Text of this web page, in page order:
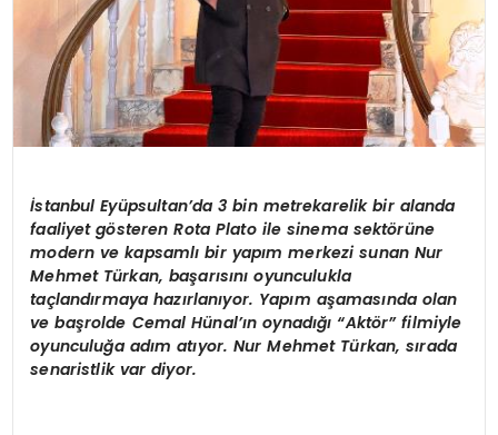
İstanbul Eyüpsultan’da 3 bin metrekarelik bir alanda
faaliyet gösteren Rota Plato ile sinema sektörüne
modern ve kapsamlı bir yapım merkezi sunan Nur
Mehmet Türkan, başarısını oyunculukla
taçlandırmaya hazırlanıyor. Yapım aşamasında olan
ve başrolde Cemal Hünal’ın oynadığı “Aktör” filmiyle
oyunculuğa adım atıyor. Nur Mehmet Türkan, sırada
senaristlik var diyor.